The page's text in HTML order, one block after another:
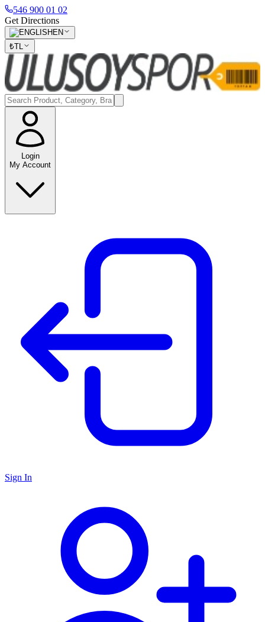
546 900 01 02
Get Directions
EN
₺TL
Login
My Account
Sign In